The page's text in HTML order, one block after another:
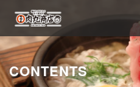
CONTENTS